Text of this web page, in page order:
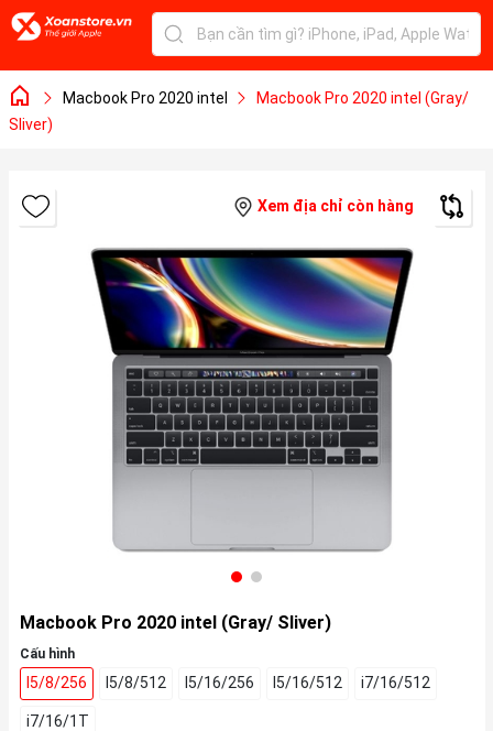
Macbook Pro 2020 intel
Macbook Pro 2020 intel (Gray/
Sliver)
Xem địa chỉ còn hàng
Macbook Pro 2020 intel (Gray/ Sliver)
Cấu hình
I5/8/256 I5/8/512 I5/16/256 I5/16/512 i7/16/512
i7/16/1T